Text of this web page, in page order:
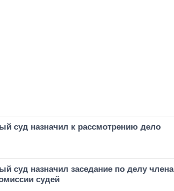
суд назначил к рассмотрению дело
суд назначил заседание по делу члена
судей